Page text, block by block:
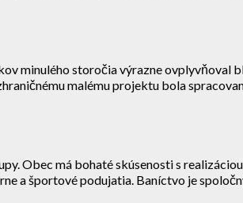
minulého storočia výrazne ovplyvňoval
malému projektu bola
Obec má bohaté skúsenosti s
a športové podujatia. Baníctvo je